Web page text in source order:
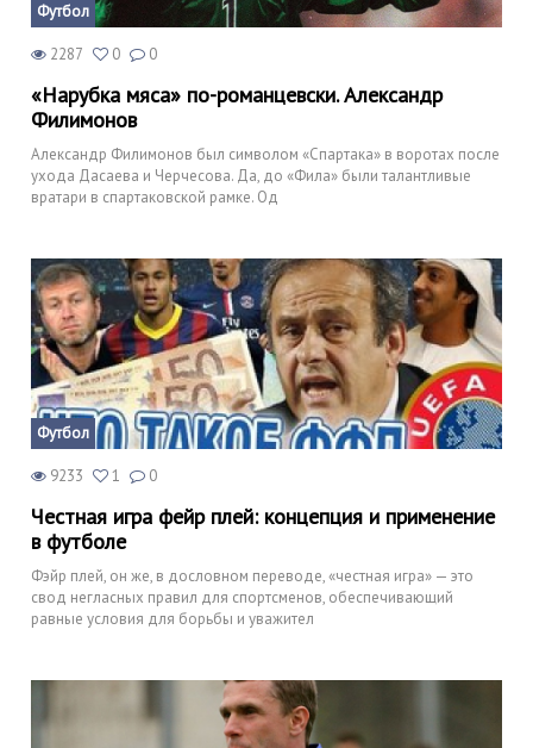
Футбол
2287 0 0
«Нарубка мяса» по-романцевски. Александр
Филимонов
Александр Филимонов был символом «Спартака» в воротах после
ухода Дасаева и Черчесова. Да, до «Фила» были талантливые
вратари в спартаковской рамке. Од
Футбол
9233 1 0
Честная игра фейр плей: концепция и применение
в футболе
Фэйр плей, он же, в дословном переводе, «честная игра» — это
свод негласных правил для спортсменов, обеспечивающий
равные условия для борьбы и уважител